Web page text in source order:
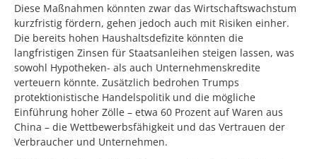
Diese Maßnahmen könnten zwar das Wirtschaftswachstum
kurzfristig fördern, gehen jedoch auch mit Risiken einher.
Die bereits hohen Haushaltsdefizite könnten die
langfristigen Zinsen für Staatsanleihen steigen lassen, was
sowohl Hypotheken- als auch Unternehmenskredite
verteuern könnte. Zusätzlich bedrohen Trumps
protektionistische Handelspolitik und die mögliche
Einführung hoher Zölle – etwa 60 Prozent auf Waren aus
China – die Wettbewerbsfähigkeit und das Vertrauen der
Verbraucher und Unternehmen.